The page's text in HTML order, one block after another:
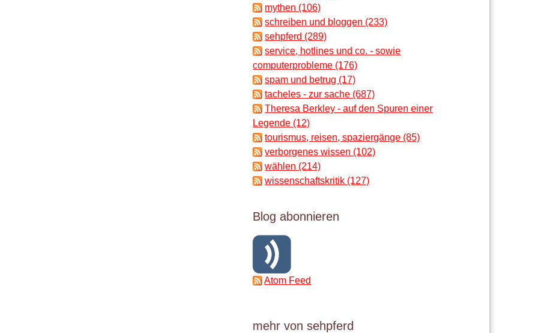
mythen (106)
schreiben und bloggen (233)
sehpferd (289)
service, hotlines und co. - sowie
computerprobleme (176)
spam und betrug (17)
tacheles - zur sache (687)
Theresa Berkley - auf den Spuren einer
Legende (12)
tourismus, reisen, spaziergänge (85)
verborgenes wissen (102)
wählen (214)
wissenschaftskritik (127)
Blog abonnieren
Atom Feed
mehr von sehpferd